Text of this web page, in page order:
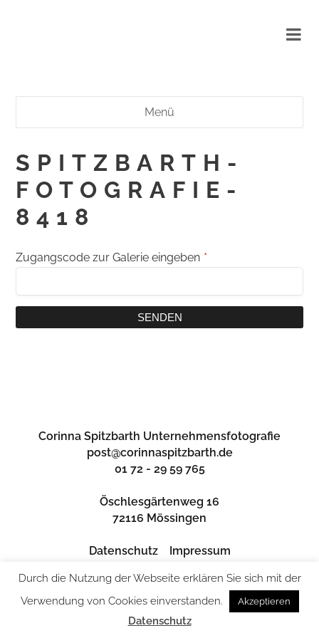
Menü
SPITZBARTH-
FOTOGRAFIE-
8418
Zugangscode zur Galerie eingeben *
SENDEN
Corinna Spitzbarth Unternehmensfotografie
post@corinnaspitzbarth.de
01 72 - 29 59 765
Öschlesgärtenweg 16
72116 Mössingen
Datenschutz Impressum
Durch die Nutzung der Webseite erklären Sie sich mit der
Verwendung von Cookies einverstanden.
Akzeptieren
Datenschutz